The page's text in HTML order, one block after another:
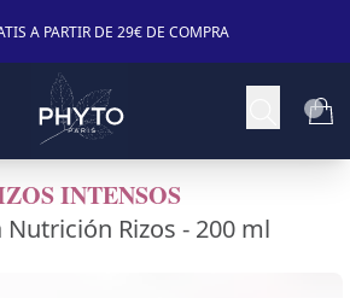
A PARTIR DE 29€ DE COMPRA
INTENSOS
Nutrición Rizos - 200 ml